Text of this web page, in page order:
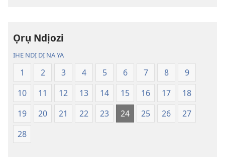
Ọhụrụ
(Nke
E
Degharịrị
n'Afọ 2013)
Ọhụrụ
(Nke
E
Degharịrị
n'Afọ 2013)
Ọrụ Ndịozi
IHE NDỊ DỊ NA YA
1 2 3 4 5 6 7 8
9
10
11 12 13 14 15 16 17
18
19
20 21 22 23 24 25 26
27
28